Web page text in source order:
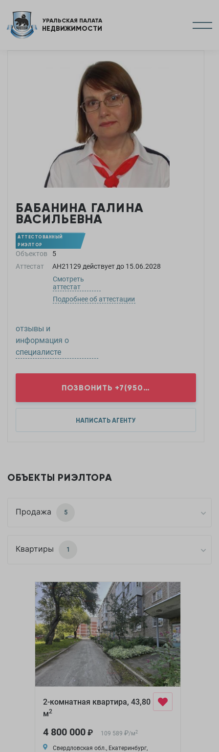
УРАЛЬСКАЯ ПАЛАТА
НЕДВИЖИМОСТИ
БАБАНИНА ГАЛИНА
ВАСИЛЬЕВНА
АТТЕСТОВАННЫЙ
РИЭЛТОР
Объектов
5
Аттестат
АН21129 действует до 15.06.2028
Смотреть
аттестат
Подробнее об аттестации
отзывы и
информация о
специалисте
ПОЗВОНИТЬ +7(950)5...
НАПИСАТЬ АГЕНТУ
ОБЪЕКТЫ РИЭЛТОРА
Продажа 5
Квартиры 1
2-комнатная квартира, 43,80
м2
4 800 000₽ 109 589 ₽/м2
Свердловская обл., Екатеринбург,